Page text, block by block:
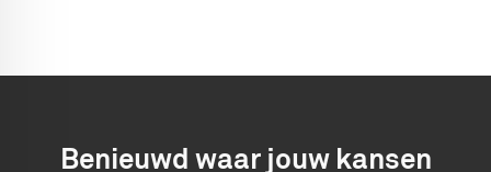
Benieuwd waar jouw kansen